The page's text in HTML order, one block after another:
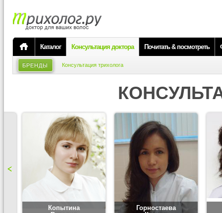
Каталог Консультация доктора Почитать & посмотреть
БРЕНДЫ Консультация трихолога
Копытина
Горностаева